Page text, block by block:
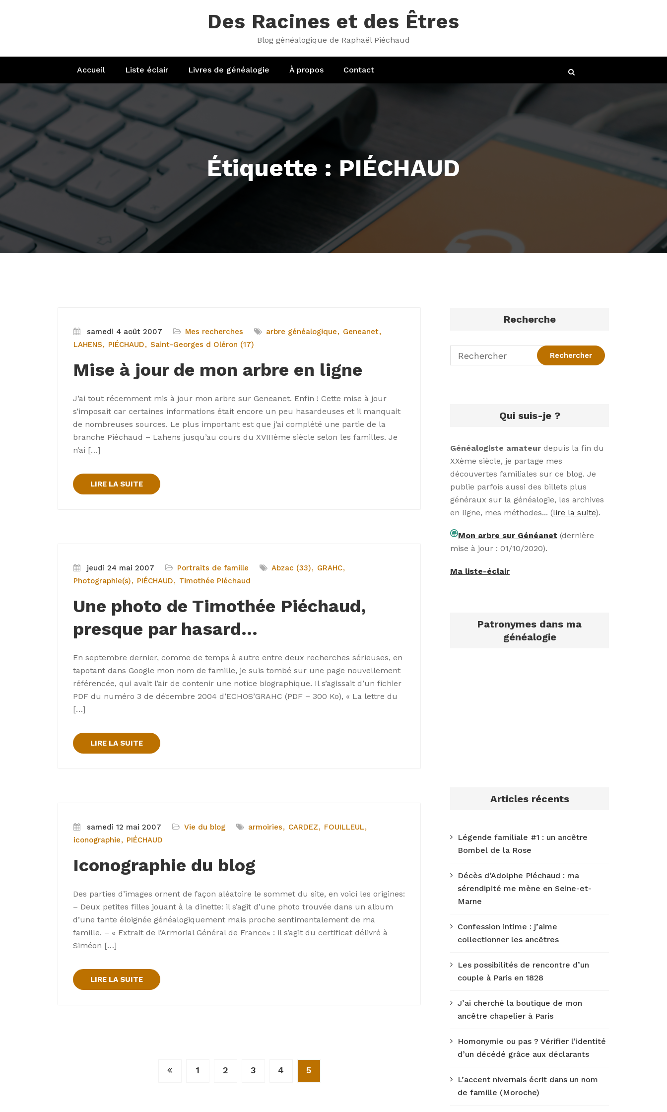
Des Racines et des Êtres
Blog généalogique de Raphaël Piéchaud
Accueil Liste éclair Livres de généalogie À propos Contact
Étiquette : PIÉCHAUD
samedi 4 août 2007 Mes recherches arbre généalogique
Geneanet
LAHENS
PIÉCHAUD Saint-Georges d Oléron (17)
Mise à jour de mon arbre en ligne
J’ai tout récemment mis à jour mon arbre sur Geneanet. Enfin ! Cette mise à jour
s’imposait car certaines informations était encore un peu hasardeuses et il manquait
de nombreuses sources. Le plus important est que j’ai complété une partie de la
branche Piéchaud – Lahens jusqu’au cours du XVIIIème siècle selon les familles. Je
n’ai […]
LIRE LA SUITE
jeudi 24 mai 2007 Portraits de famille Abzac (33)
GRAHC
Photographie(s)
PIÉCHAUD Timothée Piéchaud
Une photo de Timothée Piéchaud,
presque par hasard…
En septembre dernier, comme de temps à autre entre deux recherches sérieuses, en
tapotant dans Google mon nom de famille, je suis tombé sur une page nouvellement
référencée, qui avait l’air de contenir une notice biographique. Il s’agissait d’un fichier
PDF du numéro 3 de décembre 2004 d’ECHOS’GRAHC (PDF – 300 Ko), « La lettre du
[…]
LIRE LA SUITE
samedi 12 mai 2007 Vie du blog armoiries CARDEZ
FOUILLEUL
iconographie
PIÉCHAUD
Iconographie du blog
Des parties d’images ornent de façon aléatoire le sommet du site, en voici les origines:
– Deux petites filles jouant à la dinette: il s’agit d’une photo trouvée dans un album
d’une tante éloignée généalogiquement mais proche sentimentalement de ma
famille. – « Extrait de l’Armorial Général de France« : il s’agit du certificat délivré à
Siméon […]
LIRE LA SUITE
1 2 3 4 5
Recherche
Qui suis-je ?
Généalogiste amateur depuis la fin du
XXème siècle, je partage mes
découvertes familiales sur ce blog. Je
publie parfois aussi des billets plus
généraux sur la généalogie, les archives
en ligne, mes méthodes... (lire la suite).
Mon arbre sur Généanet (dernière
mise à jour : 01/10/2020).
Ma liste-éclair
Patronymes dans ma
généalogie
Articles récents
Légende familiale #1 : un ancêtre
Bombel de la Rose
Décès d’Adolphe Piéchaud : ma
sérendipité me mène en Seine-et-
Marne
Confession intime : j’aime
collectionner les ancêtres
Les possibilités de rencontre d’un
couple à Paris en 1828
J’ai cherché la boutique de mon
ancêtre chapelier à Paris
Homonymie ou pas ? Vérifier l’identité
d’un décédé grâce aux déclarants
L’accent nivernais écrit dans un nom
de famille (Moroche)